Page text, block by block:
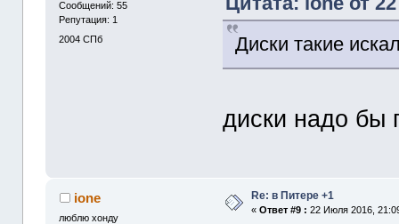
Сообщений: 55
Репутация: 1
2004 СПб
Диски такие
диски надо бы
ione
люблю хонду
Re: в Питере +1
«Ответ #9 : 22 Июля 2016,